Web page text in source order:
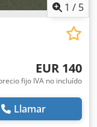
1 / 5
EUR 140
fijo IVA no incluído
Llamar